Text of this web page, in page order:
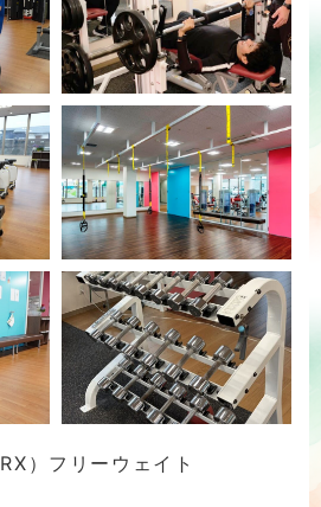
）フリーウェイト